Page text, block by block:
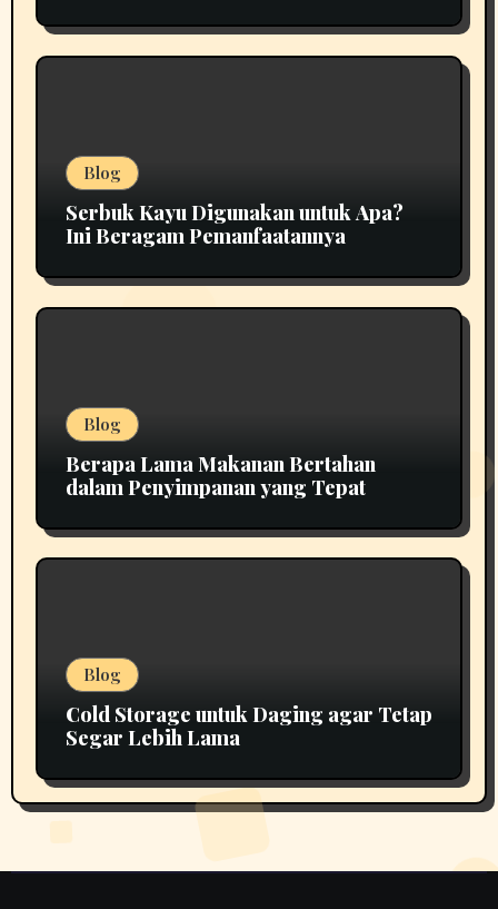
Blog
Serbuk Kayu Digunakan untuk Apa?
Ini Beragam Pemanfaatannya
Blog
Berapa Lama Makanan Bertahan
dalam Penyimpanan yang Tepat
Blog
Cold Storage untuk Daging agar Tetap
Segar Lebih Lama